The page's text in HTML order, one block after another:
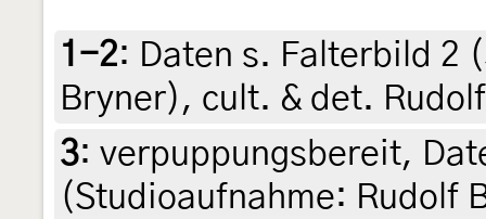
1-2: Daten s. Falterbild 2
Bryner), cult. & det.
3: verpuppungsbereit,
(Studioaufnahme: Rudolf